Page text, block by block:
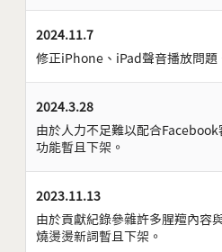
2024.11.7
修正iPhone、iPad聲音播放問題
2024.3.28
由於人力不足難以配合
功能暫且下架。
2023.11.13
由於貢獻紀錄參雜許多腥羶內容
燒燙燙新詞暫且下架。